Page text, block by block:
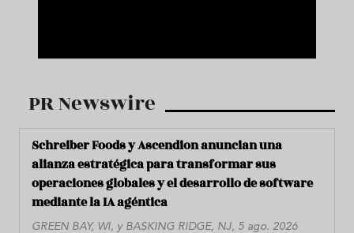
PR Newswire
Schreiber Foods y Ascendion anuncian una
alianza estratégica para transformar sus
operaciones globales y el desarrollo de software
mediante la IA agéntica
GREEN BAY, WI, y BASKING RIDGE, NJ, 5 ago. 2026